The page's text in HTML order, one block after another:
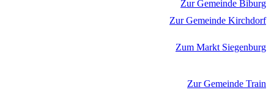
Zur Gemeinde Biburg
Zur Gemeinde Kirchdorf
Zum Markt Siegenburg
Zur Gemeinde Train